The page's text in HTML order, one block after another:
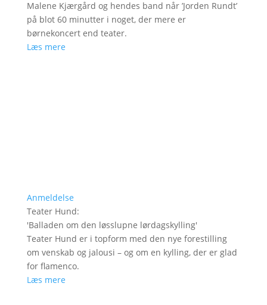
Malene Kjærgård og hendes band når ’Jorden Rundt’
på blot 60 minutter i noget, der mere er
børnekoncert end teater.
Læs mere
Anmeldelse
Teater Hund:
'Balladen om den løsslupne lørdagskylling'
Teater Hund er i topform med den nye forestilling
om venskab og jalousi – og om en kylling, der er glad
for flamenco.
Læs mere